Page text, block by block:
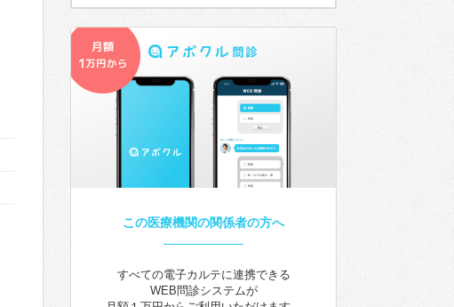
この医療機関の関係者の方へ
すべての電子カルテに連携できる
WEB問診システムが